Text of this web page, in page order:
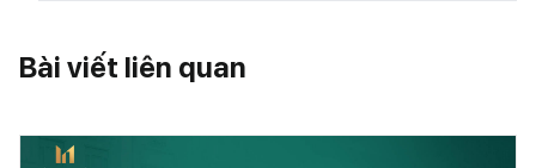
Bài viết liên quan